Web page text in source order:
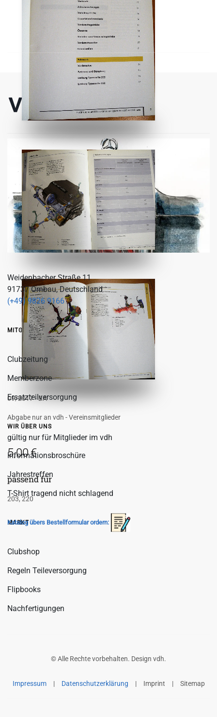
09/2017 - BA
Abgabe nur an vdh - Vereinsmitglieder
gültig nur für Mitglieder im vdh
5,00€
passend für
203, 220
Katalog übers Bestellformular ordern:
Weidenbacher Straße 11
91737 Ornbau, Deutschland
(+49) 9826 9166
MITGLIEDSCHAFT IM VDH
Clubzeitung
Memberzone
Ersatzteilversorgung
WIR ÜBER UNS
Informationsbroschüre
Jahrestreffen
T-Shirt tragend nicht schlagend
MARKT
Clubshop
Regeln Teileversorgung
Flipbooks
Nachfertigungen
© Alle Rechte vorbehalten. Design vdh.
Impressum| Datenschutzerklärung | Imprint | Sitemap